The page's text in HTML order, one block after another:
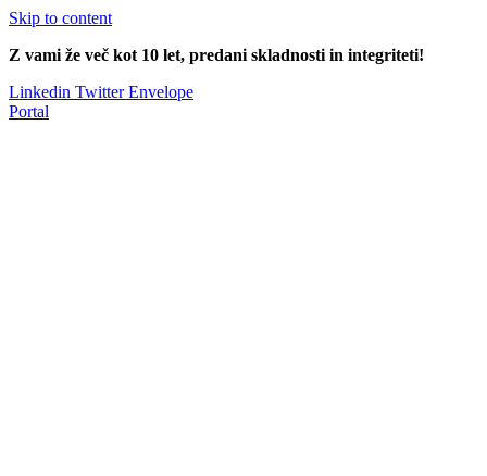
Skip to content
Z vami že več kot 10 let, predani skladnosti in integriteti!
Linkedin Twitter Envelope
Portal